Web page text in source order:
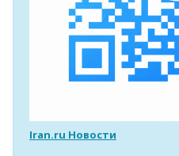
Iran.ru Новости